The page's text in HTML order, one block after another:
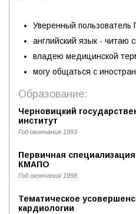
Уверенный пользователь
английский язык - читаю
владею медицинской
могу общаться с
Образование:
Черновицкий
институт
Год окончания 1993
Первичная
КМАПО
Год окончания 1998
Тематическое
кардиологии